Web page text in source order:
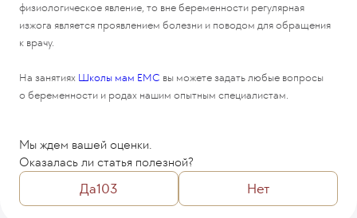
физиологическое явление, то вне беременности регулярная
изжога является проявлением болезни и поводом для обращения
к врачу.
На занятиях Школы мам ЕМС вы можете задать любые вопросы
о беременности и родах нашим опытным специалистам.
Мы ждем вашей оценки.
Оказалась ли статья полезной?
Да103 Нет